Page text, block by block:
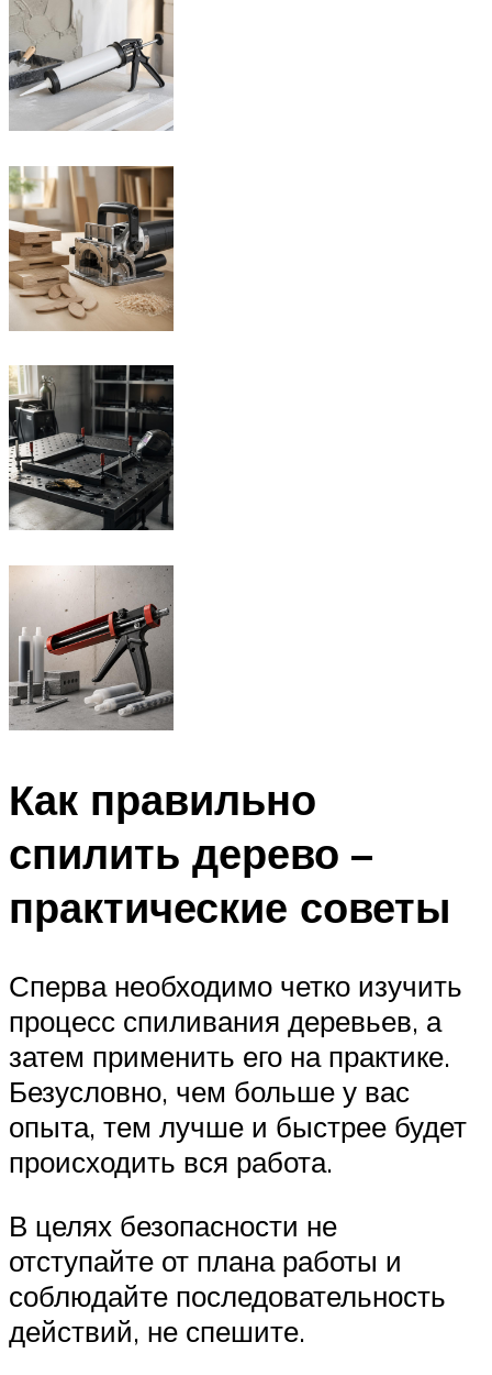
Как правильно
спилить дерево –
практические советы
Сперва необходимо четко изучить
процесс спиливания деревьев, а
затем применить его на практике.
Безусловно, чем больше у вас
опыта, тем лучше и быстрее будет
происходить вся работа.
В целях безопасности не
отступайте от плана работы и
соблюдайте последовательность
действий, не спешите.